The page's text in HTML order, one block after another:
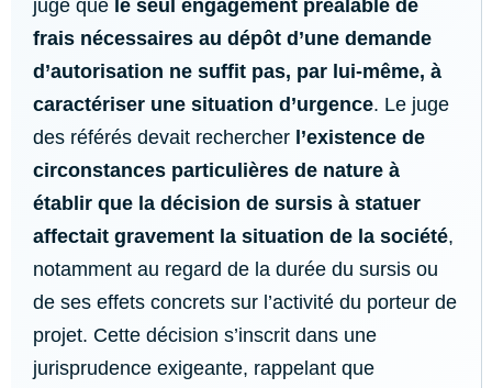
juge que le seul engagement préalable de
frais nécessaires au dépôt d’une demande
d’autorisation ne suffit pas, par lui-même, à
caractériser une situation d’urgence. Le juge
des référés devait rechercher l’existence de
circonstances particulières de nature à
établir que la décision de sursis à statuer
affectait gravement la situation de la société,
notamment au regard de la durée du sursis ou
de ses effets concrets sur l’activité du porteur de
projet. Cette décision s’inscrit dans une
jurisprudence exigeante, rappelant que